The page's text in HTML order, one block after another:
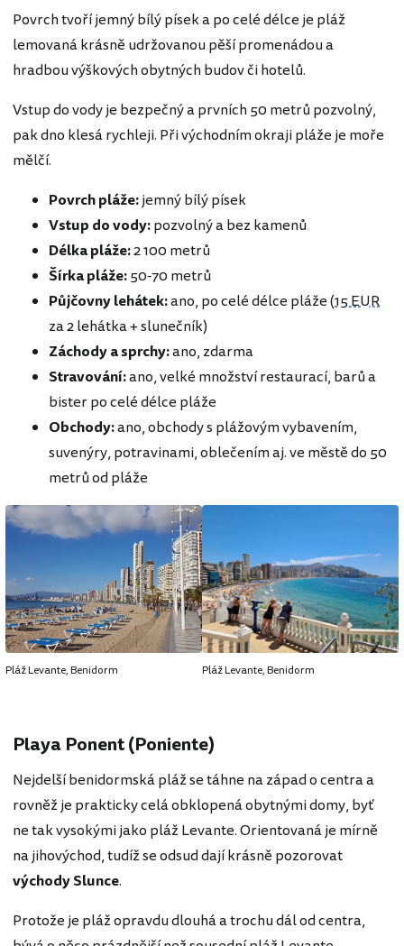
Povrch tvoří jemný bílý písek a po celé délce je pláž
lemovaná krásně udržovanou pěší promenádou a
hradbou výškových obytných budov či hotelů.
Vstup do vody je bezpečný a prvních 50 metrů pozvolný,
pak dno klesá rychleji. Při východním okraji pláže je moře
mělčí.
Povrch pláže:jemný bílý písek
Vstup do vody:pozvolný a bez kamenů
Délka pláže:2 100 metrů
Šírka pláže:50-70 metrů
Půjčovny lehátek:ano, po celé délce pláže (15 EUR
za 2 lehátka + slunečník)
Záchody a sprchy:ano, zdarma
Stravování:ano,velké množství restaurací, barů a
bister po celé délce pláže
Obchody:ano, obchody s plážovým vybavením,
suvenýry, potravinami, oblečením aj. ve městě do 50
metrů od pláže
Pláž Levante, Benidorm Pláž Levante, Benidorm
Playa Ponent (Poniente)
Nejdelší benidormská pláž se táhne na západ o centra a
rovněž je prakticky celá obklopená obytnými domy, byť
ne tak vysokými jako pláž Levante. Orientovaná je mírně
na jihovýchod, tudíž se odsud dají krásně pozorovat
východy Slunce.
Protože je pláž opravdu dlouhá a trochu dál od centra,